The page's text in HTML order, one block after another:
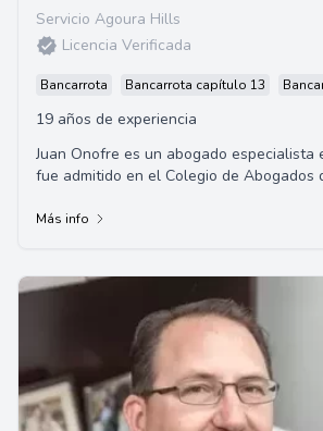
Servicio Agoura Hills
Licencia Verificada
Bancarrota Bancarrota capítulo 13
19 años de experiencia
Juan Onofre es un abogado especialista
fue admitido en el Colegio de Abogados
Más info